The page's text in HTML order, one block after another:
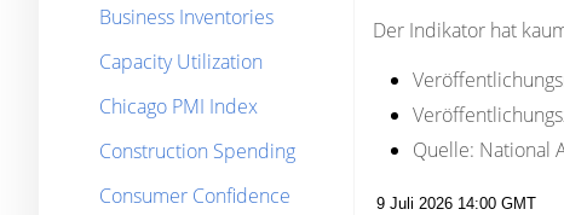
Business Inventories
Capacity Utilization
Chicago PMI Index
Construction Spending
Consumer Confidence
Der Indikator hat
Quelle: National